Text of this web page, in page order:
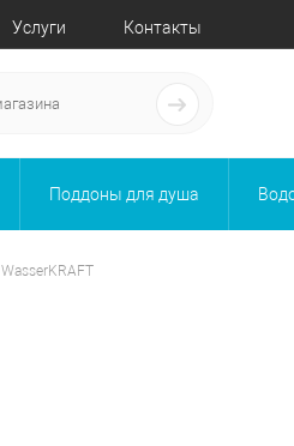
Услуги Контакты
Поддоны для душа
WasserKRAFT